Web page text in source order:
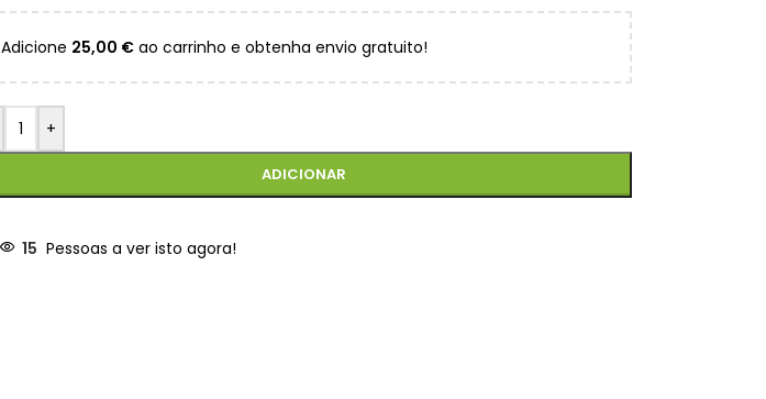
Adicione 25,00 €ao carrinho e obtenha envio gratuito!
+
ADICIONAR
15 Pessoas a ver isto agora!